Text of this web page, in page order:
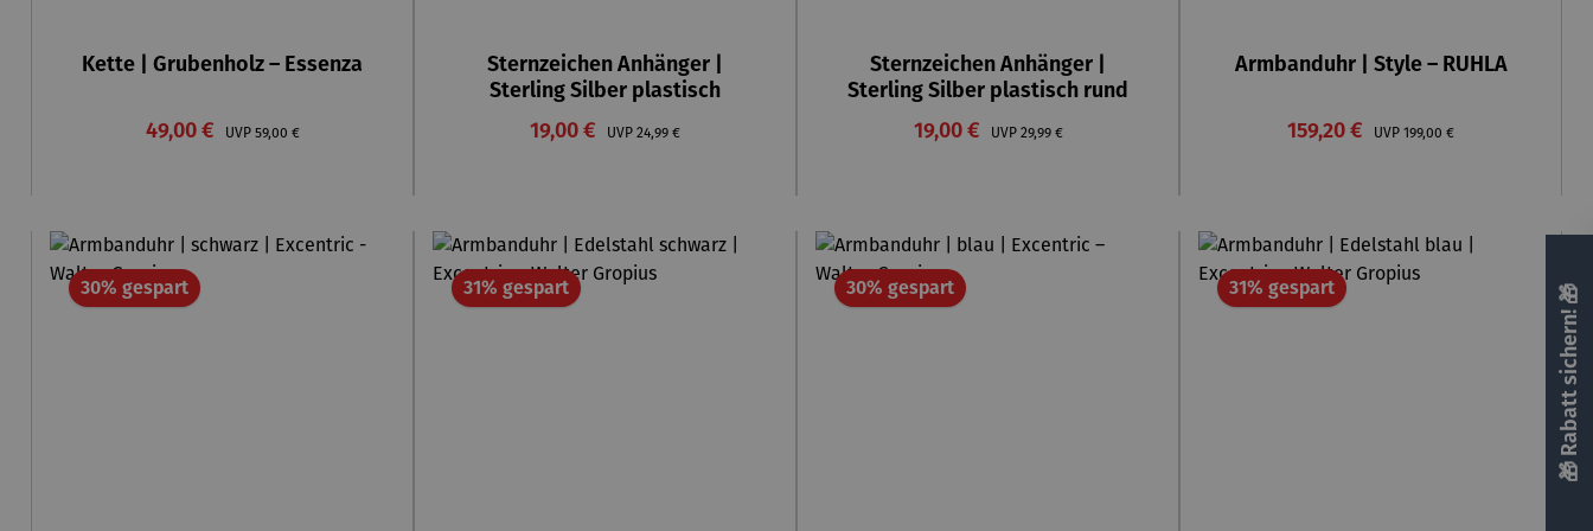
Kette | Grubenholz – Essenza
Verkaufspreis:
49,00 € UVP Regulärer Preis:
59,00 €
Sternzeichen Anhänger |
Sterling Silber plastisch
Verkaufspreis:
19,00 € UVP Regulärer Preis:
24,99 €
Sternzeichen Anhänger |
Sterling Silber plastisch rund
Verkaufspreis:
19,00 € UVP Regulärer Preis:
29,99 €
Armbanduhr | Style – RUHLA
Verkaufspreis:
159,20 € UVP Regulärer Preis:
199,00 €
30% gespartRabatt 31% gespartRabatt 30% gespartRabatt 31% gespartRabatt 🎁 Rabatt sichern! 🎁